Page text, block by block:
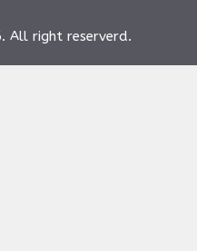
All right reserverd.